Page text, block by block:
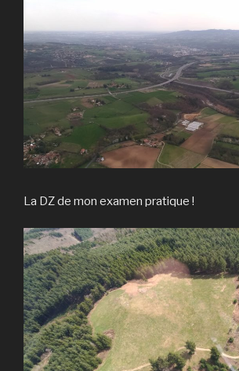
La DZ de mon examen pratique !